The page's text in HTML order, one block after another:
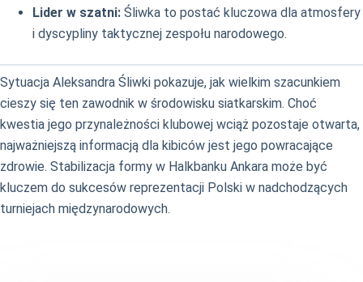
Lider w szatni: Śliwka to postać kluczowa dla atmosfery
i dyscypliny taktycznej zespołu narodowego.
Sytuacja Aleksandra Śliwki pokazuje, jak wielkim szacunkiem
cieszy się ten zawodnik w środowisku siatkarskim. Choć
kwestia jego przynależności klubowej wciąż pozostaje otwarta,
najważniejszą informacją dla kibiców jest jego powracające
zdrowie. Stabilizacja formy w Halkbanku Ankara może być
kluczem do sukcesów reprezentacji Polski w nadchodzących
turniejach międzynarodowych.